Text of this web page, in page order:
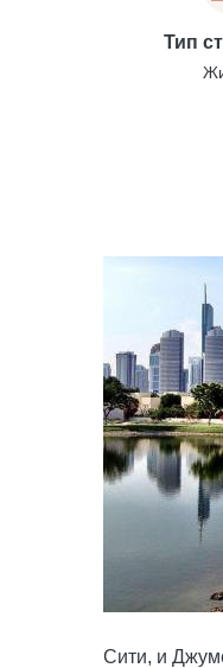
Тип
Сити, и